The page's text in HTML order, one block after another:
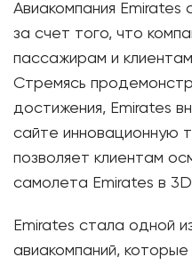
Авиакомпания
за счет того, что
пассажирам и
Стремясь
достижения, Emirates
сайте инновационную
позволяет клиентам
самолета Emirates в
Emirates стала одной
авиакомпаний, которые